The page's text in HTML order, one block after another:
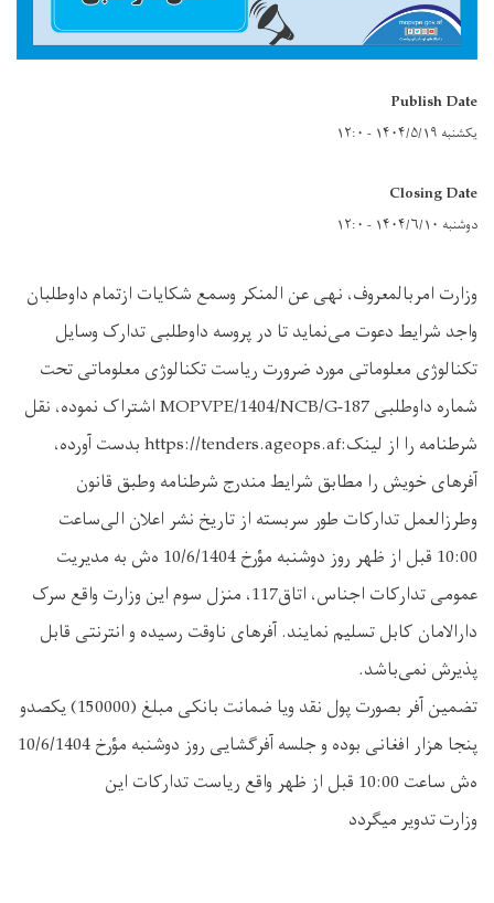
Publish Date
یکشنبه ۱۴۰۴/۵/۱۹ - ۱۲:۰
Closing Date
دوشنبه ۱۴۰۴/۶/۱۰ - ۱۲:۰
وزارت امربالمعروف، نهی عن المنکر وسمع شکایات ازتمام داوطلبان
واجد شرایط دعوت می‌نماید تا در پروسه داوطلبی تدارک وسایل
تکنالوژی معلوماتی مورد ضرورت ریاست تکنالوژی معلوماتی تحت
شماره داوطلبی MOPVPE/1404/NCB/G-187 اشتراک نموده، نقل
شرطنامه را از لینک:https://tenders.ageops.af بدست آورده،
آفرهای خویش را مطابق شرایط مندرج شرطنامه وطبق قانون
وطرزالعمل تدارکات طور سربسته از تاریخ نشر اعلان الی‌ساعت
10:00 قبل از ظهر روز دوشنبه مؤرخ 10/6/1404 ه‌ش به مدیریت
عمومی تدارکات اجناس، اتاق117، منزل سوم این وزارت واقع سرک
دارالامان کابل تسلیم نمایند. آفرهای ناوقت رسیده و انترنتی قابل
پذیرش نمی‌باشد.
تضمین آفر بصورت پول نقد ویا ضمانت بانکی مبلغ (150000) یکصدو
پنجا هزار افغانی بوده و جلسه آفرگشایی روز دوشنبه مؤرخ 10/6/1404
ه‌ش ساعت 10:00 قبل از ظهر واقع ریاست تدارکات این
وزارت تدویر میگردد